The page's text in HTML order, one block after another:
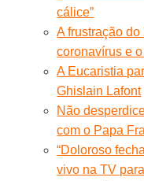
cálice”
A frustração
coronavírus e
A Eucaristia
Ghislain Lafont
Não
com o Papa
“Doloroso
vivo na TV